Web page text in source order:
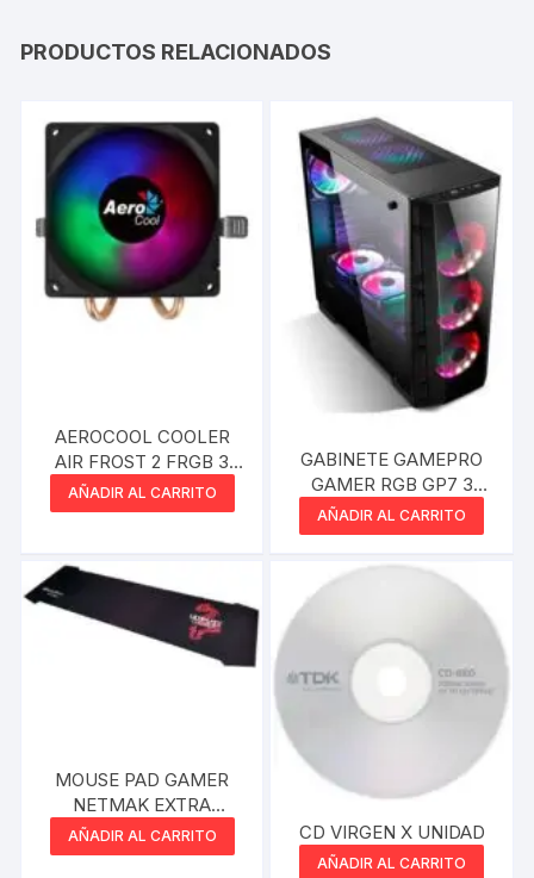
PRODUCTOS RELACIONADOS
AEROCOOL COOLER
AIR FROST 2 FRGB 3
PIN
AÑADIR AL CARRITO
GABINETE GAMEPRO
GAMER RGB GP7 3
COOLER 120MM VIDRIO
TEMPLADO
AÑADIR AL CARRITO
MOUSE PAD GAMER
NETMAK EXTRA
GRANDE ULTIMATE
AÑADIR AL CARRITO CD VIRGEN X UNIDAD
AÑADIR AL CARRITO